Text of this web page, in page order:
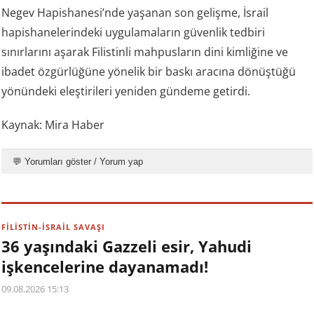
Negev Hapishanesi’nde yaşanan son gelişme, İsrail
hapishanelerindeki uygulamaların güvenlik tedbiri
sınırlarını aşarak Filistinli mahpusların dini kimliğine ve
ibadet özgürlüğüne yönelik bir baskı aracına dönüştüğü
yönündeki eleştirileri yeniden gündeme getirdi.
Kaynak: Mira Haber
💬 Yorumları göster / Yorum yap
FİLİSTİN-İSRAİL SAVAŞI
36 yaşındaki Gazzeli esir, Yahudi
işkencelerine dayanamadı!
09.08.2026 15:13